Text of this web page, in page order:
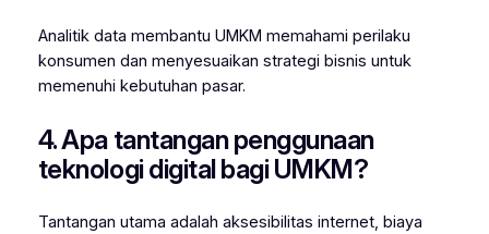
Analitik data membantu UMKM memahami perilaku
konsumen dan menyesuaikan strategi bisnis untuk
memenuhi kebutuhan pasar.
4. Apa tantangan penggunaan
teknologi digital bagi UMKM?
Tantangan utama adalah aksesibilitas internet, biaya